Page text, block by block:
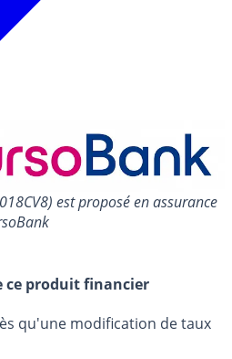
est proposé en assurance
ce produit financier
qu'une modification de taux